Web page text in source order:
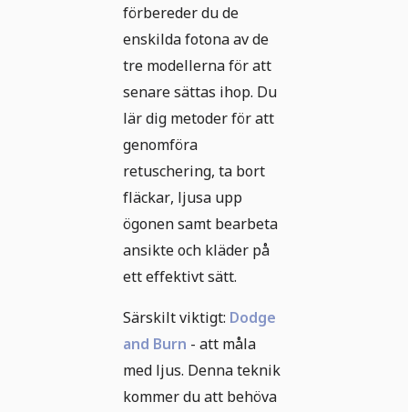
förbereder du de
enskilda fotona av de
tre modellerna för att
senare sättas ihop. Du
lär dig metoder för att
genomföra
retuschering, ta bort
fläckar, ljusa upp
ögonen samt bearbeta
ansikte och kläder på
ett effektivt sätt.
Särskilt viktigt: Dodge
and Burn - att måla
med ljus. Denna teknik
kommer du att behöva